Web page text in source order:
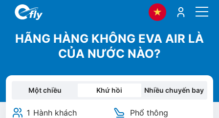
HÃNG HÀNG KHÔNG EVA AIR LÀ
CỦA NƯỚC NÀO?
Một chiều Khứ hồi Nhiều chuyến bay
1 Hành khách Phổ thông